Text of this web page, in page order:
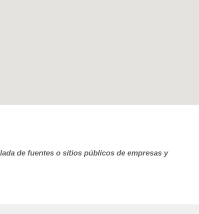
de fuentes o sitios públicos de empresas y